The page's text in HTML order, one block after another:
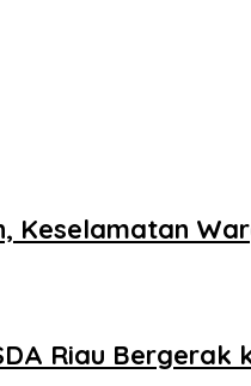
Keselamatan
Riau Bergerak